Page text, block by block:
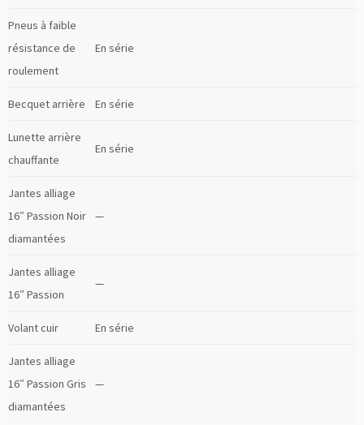
Pneus à faible
résistance de
roulement
En série
Becquet arrière En série
Lunette arrière
chauffante
En série
Jantes alliage
16″ Passion Noir
diamantées
—
Jantes alliage
16″ Passion
—
Volant cuir En série
Jantes alliage
16″ Passion Gris
diamantées
—